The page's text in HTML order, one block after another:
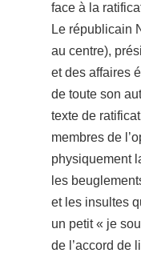
face à la
Le républicain
au centre),
et des affaires
de toute son
texte de
membres de
physiquement
les
et les insultes
un petit « je
de l’accord de